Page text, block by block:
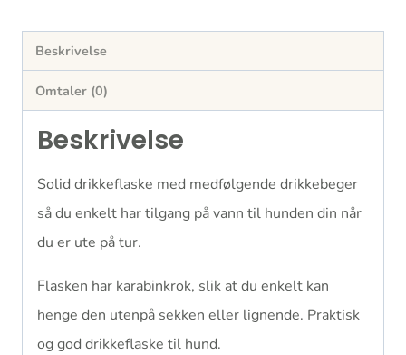
Beskrivelse
Omtaler (0)
Beskrivelse
Solid drikkeflaske med medfølgende drikkebeger
så du enkelt har tilgang på vann til hunden din når
du er ute på tur.
Flasken har karabinkrok, slik at du enkelt kan
henge den utenpå sekken eller lignende. Praktisk
og god drikkeflaske til hund.